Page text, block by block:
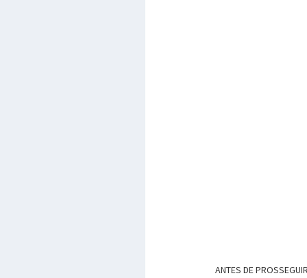
ANTES DE